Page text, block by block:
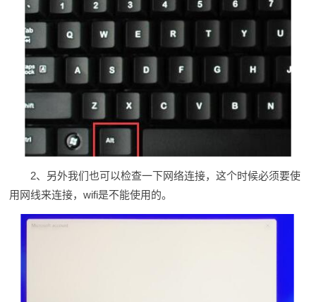
2、另外我们也可以检查一下网络连接，这个时候必须要使
用网线来连接，wifi是不能使用的。